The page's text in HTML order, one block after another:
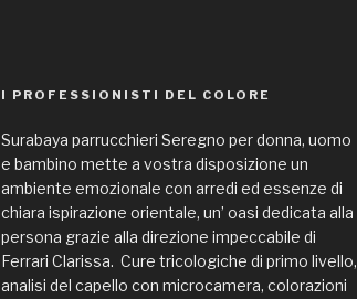
I PROFESSIONISTI DEL COLORE
Surabaya parrucchieri Seregno per donna, uomo
e bambino mette a vostra disposizione un
ambiente emozionale con arredi ed essenze di
chiara ispirazione orientale, un’ oasi dedicata alla
persona grazie alla direzione impeccabile di
Ferrari Clarissa. Cure tricologiche di primo livello,
analisi del capello con microcamera, colorazioni